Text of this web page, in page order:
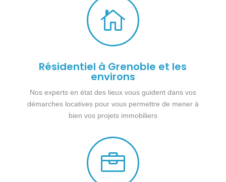

Résidentiel à Grenoble et les
environs
Nos experts en état des lieux vous guident dans vos
démarches locatives pour vous permettre de mener à
bien vos projets immobiliers
